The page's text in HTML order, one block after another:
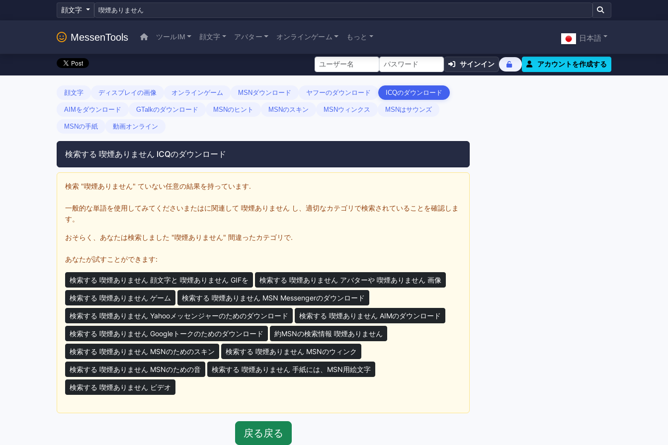
顔文字
MessenTools ツールIM 顔文字 アバター オンラインゲーム もっと 日本語
サインイン アカウントを作成する
顔文字 ディスプレイの画像 オンラインゲーム MSNダウンロード ヤフーのダウンロード ICQのダウンロード
AIMをダウンロード GTalkのダウンロード MSNのヒント MSNのスキン MSNウィンクス MSNはサウンズ
MSNの手紙 動画オンライン
検索する 喫煙ありません ICQのダウンロード
検索 "喫煙ありません" ていない任意の結果を持っています.
一般的な単語を使用してみてくださいまたはに関連して 喫煙ありません し、適切なカテゴリで検索されていることを確認しま
す。
おそらく、あなたは検索しました "喫煙ありません" 間違ったカテゴリで.
あなたが試すことができます:
検索する 喫煙ありません 顔文字と 喫煙ありません GIFを 検索する 喫煙ありません アバターや 喫煙ありません 画像
検索する 喫煙ありません ゲーム 検索する 喫煙ありません MSN Messengerのダウンロード
検索する 喫煙ありません Yahooメッセンジャーのためのダウンロード 検索する 喫煙ありません AIMのダウンロード
検索する 喫煙ありません Googleトークのためのダウンロード 約MSNの検索情報 喫煙ありません
検索する 喫煙ありません MSNのためのスキン 検索する 喫煙ありません MSNのウィンク
検索する 喫煙ありません MSNのための音 検索する 喫煙ありません 手紙には、MSN用絵文字
検索する 喫煙ありません ビデオ
戻る戻る